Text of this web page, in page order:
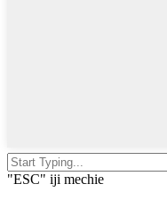
"ESC" iji mechie